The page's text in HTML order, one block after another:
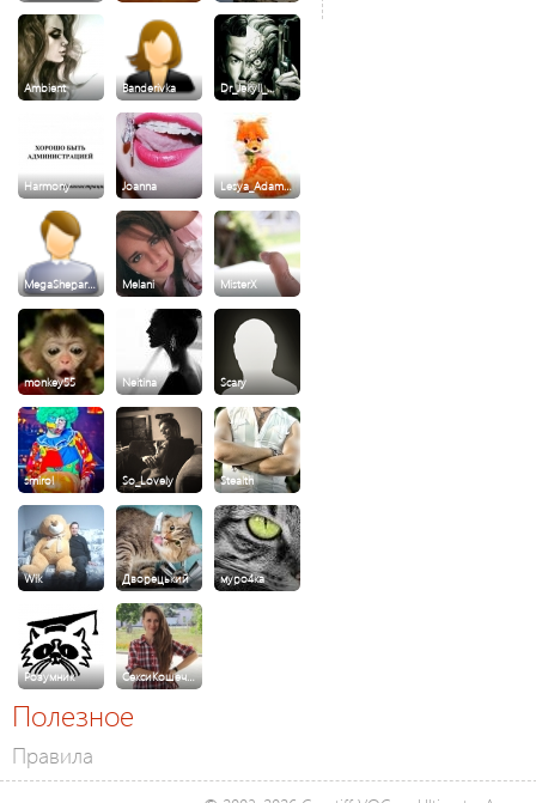
Ambient Banderivka Dr_Jekyll_…
Harmony Joanna Lesya_Adam…
MegaShepar… Melani MisterX
monkey55 Neitina Scary
smirol So_Lovely Stealth
Wik Дворецький муро4ка
Розумник СексиКошеч…
Полезное
Правила